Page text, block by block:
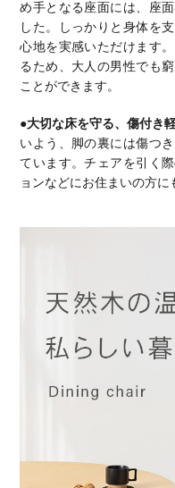
め手となる座面には、座
した。しっかりと身体を
心地を実感いただけます
るため、大人の男性でも
ことができます。
●大切な床を守る、傷付き
いよう、脚の裏には傷つ
ています。チェアを引く
ョンなどにお住まいの方に